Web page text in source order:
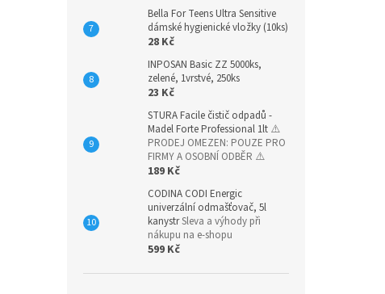
Bella For Teens Ultra Sensitive
dámské hygienické vložky (10ks)
28 Kč
INPOSAN Basic ZZ 5000ks,
zelené, 1vrstvé, 250ks
23 Kč
STURA Facile čistič odpadů -
Madel Forte Professional 1lt ⚠️
PRODEJ OMEZEN: POUZE PRO
FIRMY A OSOBNÍ ODBĚR ⚠️
189 Kč
CODINA CODI Energic
univerzální odmašťovač, 5l
kanystrSleva a výhody při
nákupu na e-shopu
599 Kč